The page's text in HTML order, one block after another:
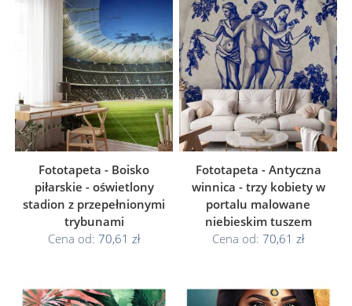
Fototapeta - Boisko
piłarskie - oświetlony
stadion z przepełnionymi
trybunami
Cena od: 70,61 zł
Fototapeta - Antyczna
winnica - trzy kobiety w
portalu malowane
niebieskim tuszem
Cena od: 70,61 zł